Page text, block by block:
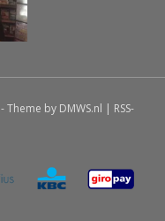
- Theme by DMWS.nl | RSS-